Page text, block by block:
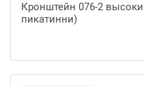
Кронштейн 076-2
пикатинни)